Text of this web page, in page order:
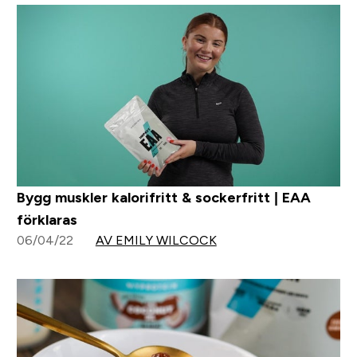
Bygg muskler kalorifritt & sockerfritt | EAA
förklaras
06/04/22 AV EMILY WILCOCK